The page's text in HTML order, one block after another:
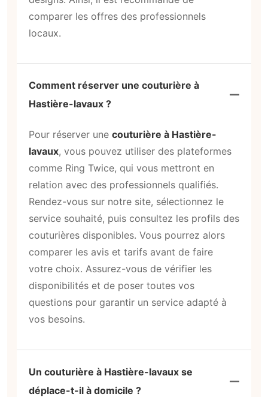
comparer les offres des professionnels
locaux.
Comment réserver une couturière à
Hastière-lavaux ?
Pour réserver une couturière à Hastière-
lavaux, vous pouvez utiliser des plateformes
comme Ring Twice, qui vous mettront en
relation avec des professionnels qualifiés.
Rendez-vous sur notre site, sélectionnez le
service souhaité, puis consultez les profils des
couturières disponibles. Vous pourrez alors
comparer les avis et tarifs avant de faire
votre choix. Assurez-vous de vérifier les
disponibilités et de poser toutes vos
questions pour garantir un service adapté à
vos besoins.
Un couturière à Hastière-lavaux se
déplace-t-il à domicile ?